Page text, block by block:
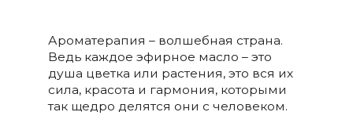
Ароматерапия – волшебная страна.
Ведь каждое эфирное масло – это
душа цветка или растения, это вся их
сила, красота и гармония, которыми
так щедро делятся они с человеком.